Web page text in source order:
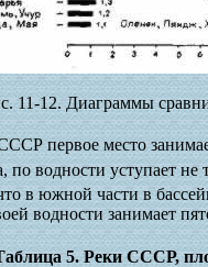
11-12. Диаграммы
первое место
по водности уступает
в южной части в
водности занимает
5. Реки СССР,